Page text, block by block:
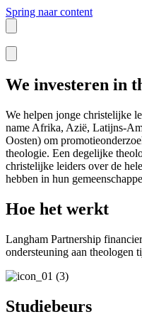
Spring naar content
We investeren in
We helpen jonge christelijke
name Afrika, Azië, Latijns-
Oosten) om
theologie. Een degelijke
christelijke leiders over de
hebben in hun
Hoe het werkt
Langham Partnership
ondersteuning aan theologen
Studiebeurs